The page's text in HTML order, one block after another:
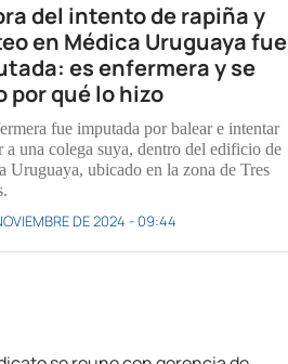
del intento de rapiña y
en Médica Uruguaya fue
es enfermera y se
por qué lo hizo
fue imputada por balear e intentar
a una colega suya, dentro del edificio de
Uruguaya, ubicado en la zona de Tres
DE 2024 - 09:44